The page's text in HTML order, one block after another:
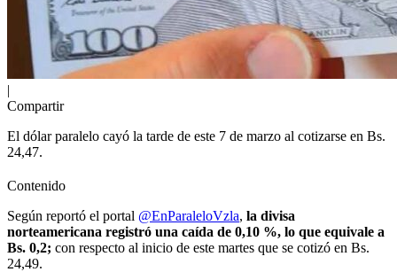
|
Compartir
El dólar paralelo cayó la tarde de este 7 de marzo al cotizarse en Bs.
24,47.
Contenido
Según reportó el portal @EnParaleloVzla, la divisa
norteamericana registró una caída de 0,10 %, lo que equivale a
Bs. 0,2; con respecto al inicio de este martes que se cotizó en Bs.
24,49.